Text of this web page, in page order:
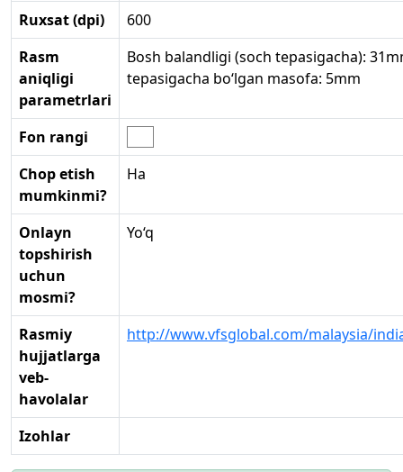
Ruxsat (dpi)
600
Rasm
aniqligi
parametrlari
Bosh balandligi (soch tepasigacha):
tepasigacha bo‘lgan masofa: 5mm
Fon rangi
Chop etish
mumkinmi?
Ha
Onlayn
topshirish
uchun
mosmi?
Yo‘q
Rasmiy
hujjatlarga
veb-
havolalar
http://www.vfsglobal.com/malaysia/
Izohlar